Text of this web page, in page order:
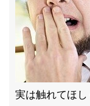
実は触れてほ